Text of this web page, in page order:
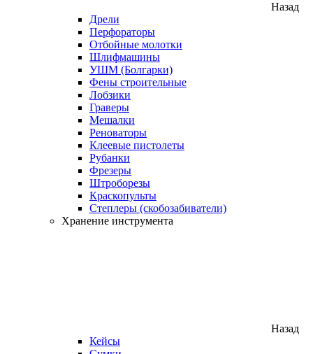
Назад
Дрели
Перфораторы
Отбойные молотки
Шлифмашины
УШМ (Болгарки)
Фены строительные
Лобзики
Граверы
Мешалки
Реноваторы
Клеевые пистолеты
Рубанки
Фрезеры
Штроборезы
Краскопульты
Степлеры (скобозабиватели)
Хранение инструмента
Назад
Кейсы